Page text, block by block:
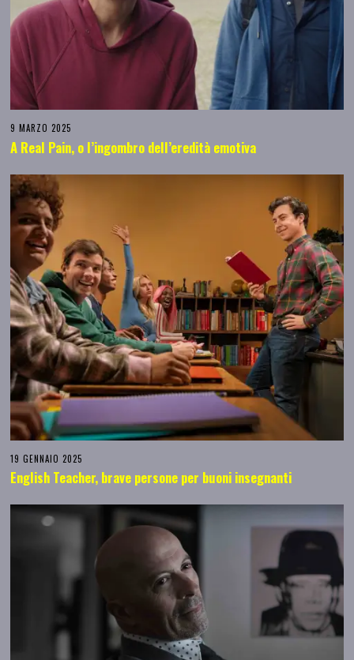
9 MARZO 2025
A Real Pain, o l’ingombro dell’eredità emotiva
19 GENNAIO 2025
English Teacher, brave persone per buoni insegnanti